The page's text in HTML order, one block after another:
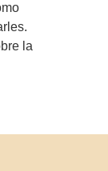
la